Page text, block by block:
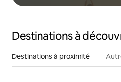
Destinations à
Destinations à proximité